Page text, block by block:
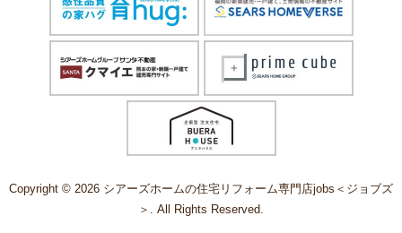
Copyright © 2026 シアーズホームの住宅リフォーム専門店jobs＜ジョブズ
＞. All Rights Reserved.